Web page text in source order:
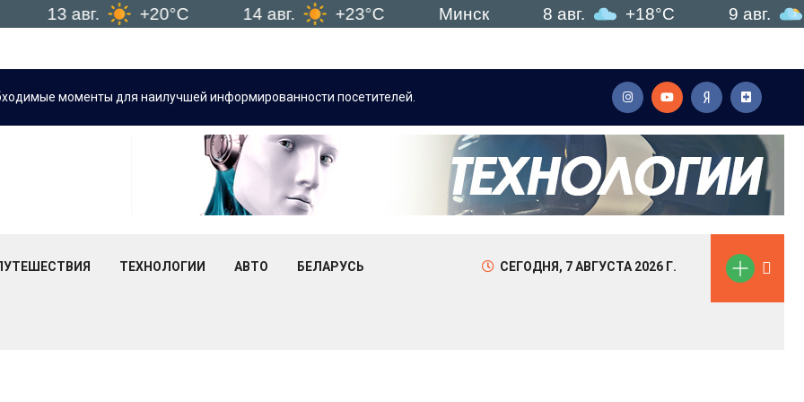
13 авг. +20°C 14 авг. +23°C +18°C
моменты для наилучшей информированности посетителей. Мы объединили все необходимые моменты для
ТЕХНОЛОГИИ АВТО БЕЛАРУСЬ СЕГОДНЯ, 7 АВГУСТА 2026 Г.